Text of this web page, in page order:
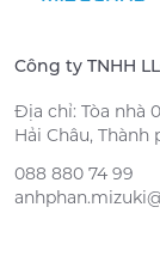
Công ty TNHH
Địa chỉ: Tòa nhà
Hải Châu,
088 880 74 99